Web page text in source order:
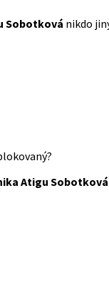
Sobotková nikdo
Atigu Sobotková